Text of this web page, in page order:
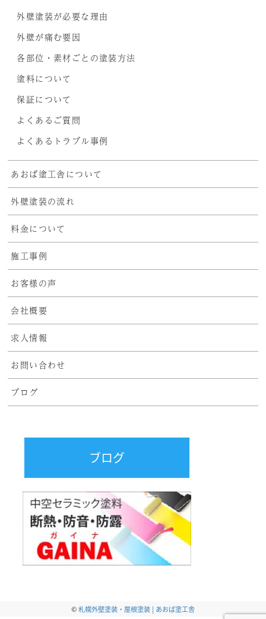
外壁塗装が必要な理由
外壁が痛む要因
各部位・素材ごとの塗装方法
塗料について
保証について
よくあるご質問
よくあるトラブル事例
あおば塗工舎について
外壁塗装の流れ
料金について
施工事例
お客様の声
会社概要
求人情報
お問い合わせ
ブログ
ブログ
©札幌外壁塗装・屋根塗装 | あおば塗工舎